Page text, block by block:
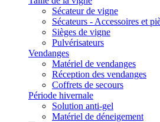
Sécateur de vigne
Sécateurs - Accessoires et
Sièges de vigne
Pulvérisateurs
Vendanges
Matériel de vendanges
Réception des vendanges
Coffrets de secours
Période hivernale
Solution anti-gel
Matériel de déneigement